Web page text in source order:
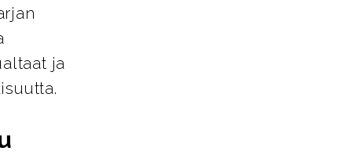
ja